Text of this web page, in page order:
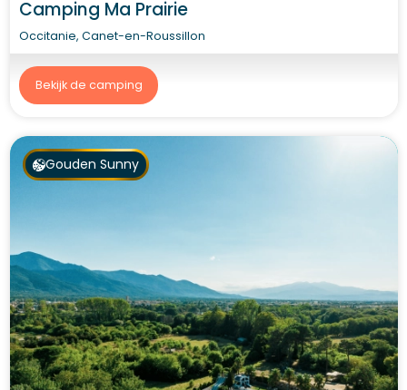
Camping Ma Prairie
Occitanie, Canet-en-Roussillon
Bekijk de camping
Gouden Sunny